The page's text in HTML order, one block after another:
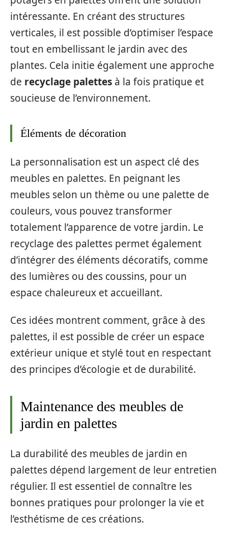
intéressante. En créant des structures
verticales, il est possible d’optimiser l’espace
tout en embellissant le jardin avec des
plantes. Cela initie également une approche
de recyclage palettes à la fois pratique et
soucieuse de l’environnement.
Éléments de décoration
La personnalisation est un aspect clé des
meubles en palettes. En peignant les
meubles selon un thème ou une palette de
couleurs, vous pouvez transformer
totalement l’apparence de votre jardin. Le
recyclage des palettes permet également
d’intégrer des éléments décoratifs, comme
des lumières ou des coussins, pour un
espace chaleureux et accueillant.
Ces idées montrent comment, grâce à des
palettes, il est possible de créer un espace
extérieur unique et stylé tout en respectant
des principes d’écologie et de durabilité.
Maintenance des meubles de
jardin en palettes
La durabilité des meubles de jardin en
palettes dépend largement de leur entretien
régulier. Il est essentiel de connaître les
bonnes pratiques pour prolonger la vie et
l’esthétisme de ces créations.